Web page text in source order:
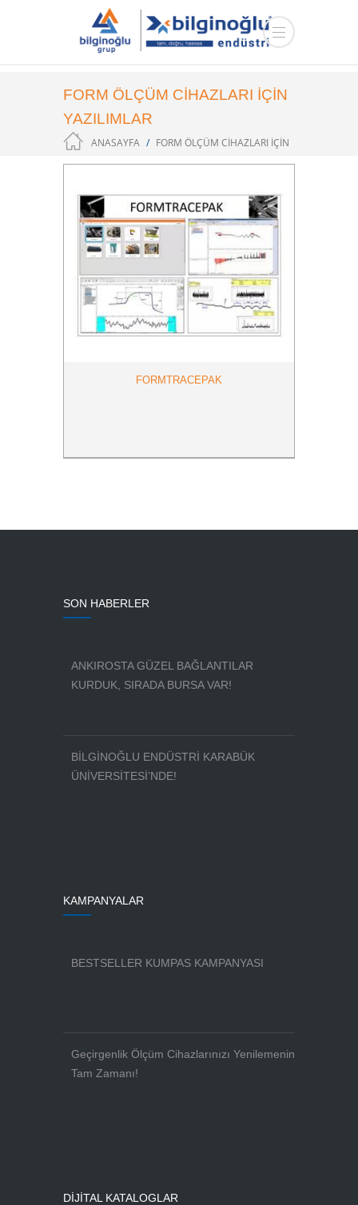
FORM ÖLÇÜM CIHAZLARI IÇIN
YAZILIMLAR
ANASAYFA
FORM ÖLÇÜM CIHAZLARI IÇIN
YAZILIMLAR
FORMTRACEPAK
SON HABERLER
ANKIROSTA GÜZEL BAĞLANTILAR
KURDUK, SIRADA BURSA VAR!
BİLGİNOĞLU ENDÜSTRİ KARABÜK
ÜNİVERSİTESİ’NDE!
KAMPANYALAR
BESTSELLER KUMPAS KAMPANYASI
Geçirgenlik Ölçüm Cihazlarınızı Yenilemenin
Tam Zamanı!
DİJİTAL KATALOGLAR